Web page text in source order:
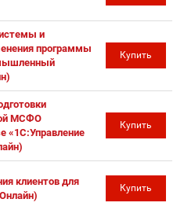
и
программы
Купить
МСФО
«1С:Управление
Купить
клиентов для
Купить